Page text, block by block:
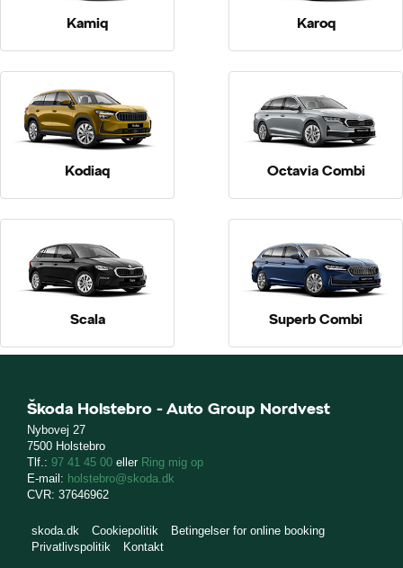
Kamiq Karoq
Kodiaq Octavia Combi
Scala Superb Combi
Škoda Holstebro - Auto Group Nordvest
Nybovej 27
7500 Holstebro
Tlf.: 97 41 45 00 eller Ring mig op
E-mail: holstebro@skoda.dk
CVR: 37646962
skoda.dk Cookiepolitik
Betingelser for online booking
Privatlivspolitik
Kontakt